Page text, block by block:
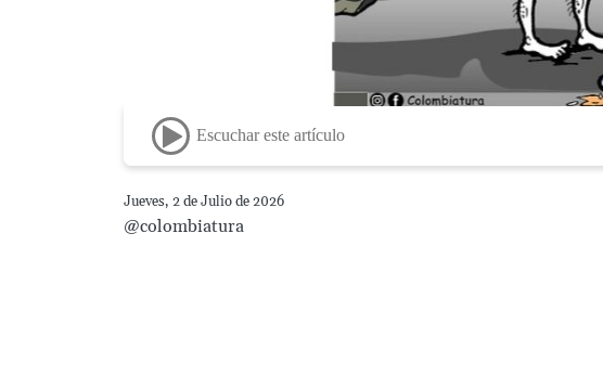
Escuchar este artículo
Jueves, 2 de Julio de 2026
@colombiatura